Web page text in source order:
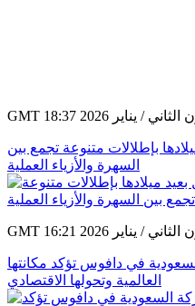
بإطلالات متنوعة تجمع بين
السهرة والأزياء العملية
في دافوس تؤكد مكانتها
العالمية وتحولها الاقتصادي